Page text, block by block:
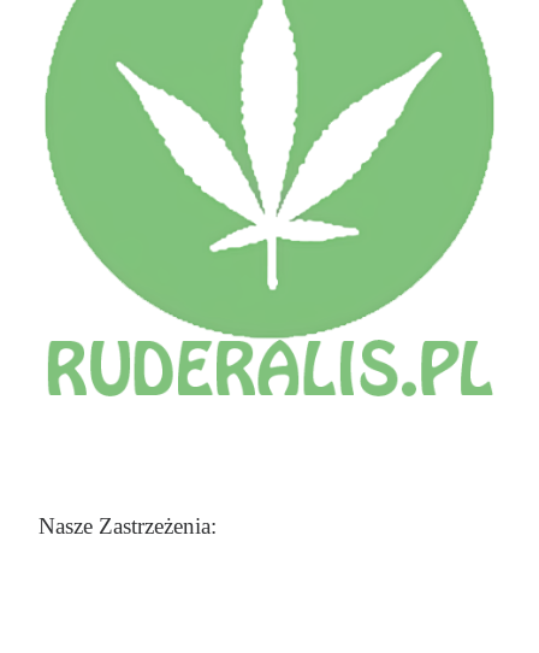
Nasze Zastrzeżenia: